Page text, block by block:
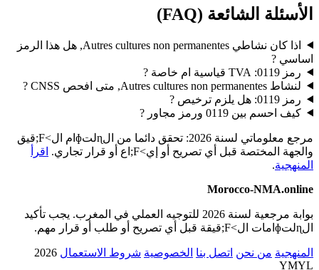
الأسئلة الشائعة (FAQ)
اذا كان نشاطي Autres cultures non permanentes, هل هذا الرمز
اساسي ?
رمز 0119: TVA قياسية ام خاصة ?
لنشاط Autres cultures non permanentes, متى افحص CNSS ?
رمز 0119: هل يلزم ترخيص ?
كيف احسم بين 0119 ورمز مجاور ?
مرجع معلوماتي لسنة 2026: تحقق دائما من الɳلتɸام ال>F;قيق
والجهة المختصة قبل أي تصريح أو إي>F;اع أو قرار تجاري.
اقرأ
المنهجية.
Morocco-NMA.online
بوابة مرجعية لسنة 2026 للتوجيه العملي في المغرب. يجب تأكيد
الɳلتɸامات ال>F;قيقة قبل أي تصريح أو طلب أو قرار مهم.
المنهجية من نحن اتصل بنا الخصوصية شروط الاستعمال 2026
YMYL